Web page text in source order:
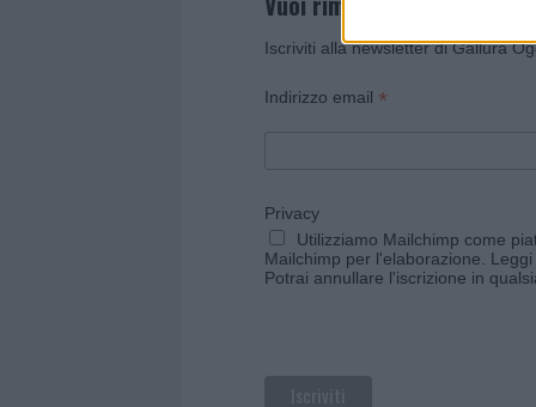
Iscriviti alla newsletter di Gallura
Indirizzo email *
Privacy
Utilizziamo Mailchimp come
Mailchimp per l'elaborazione.
Potrai annullare l'iscrizione in